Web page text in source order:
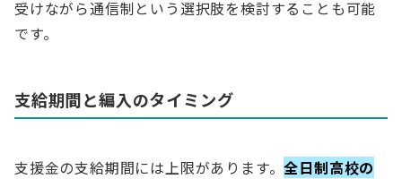
受けながら通信制という選択肢を検討することも可能
です。
支給期間と編入のタイミング
支援金の支給期間には上限があります。全日制高校の